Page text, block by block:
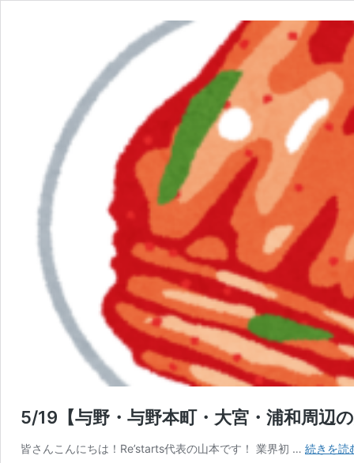
5/19【与野・与野本町・大宮・浦和周
皆さんこんにちは！Re’starts代表の山本です！ 業界初 … 続きを読